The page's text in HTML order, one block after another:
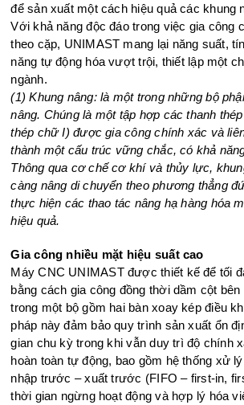
để sản xuất một cách hiệu quả các khung
Với khả năng độc đáo trong việc gia công
theo cặp, UNIMAST mang lại năng suất,
năng tự động hóa vượt trội, thiết lập một
ngành.
(1) Khung nâng: là một trong những bộ
nâng. Chúng là một tập hợp các thanh
thép chữ I) được gia công chính xác và
thành một cấu trúc vững chắc, có khả
Thông qua cơ chế cơ khí và thủy lực,
càng nâng di chuyển theo phương thẳng
thực hiện các thao tác nâng hạ hàng hóa
hiệu quả.
Gia công nhiều mặt hiệu suất cao
Máy CNC UNIMAST được thiết kế để tối
bằng cách gia công đồng thời dầm cột bên
trong một bộ gồm hai bàn xoay kép điều
pháp này đảm bảo quy trình sản xuất ổn
gian chu kỳ trong khi vẫn duy trì độ chính
hoàn toàn tự động, bao gồm hệ thống xử
nhập trước – xuất trước (FIFO – first-in,
thời gian ngừng hoạt động và hợp lý hóa